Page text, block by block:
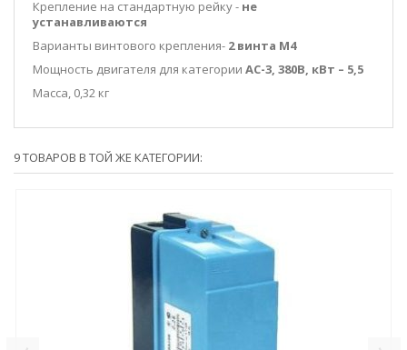
Крепление на стандартную рейку - не
устанавливаются
Варианты винтового крепления- 2 винта М4
Мощность двигателя для категории АС-3, 380В, кВт – 5,5
Масса, 0,32 кг
9 ТОВАРОВ В ТОЙ ЖЕ КАТЕГОРИИ: